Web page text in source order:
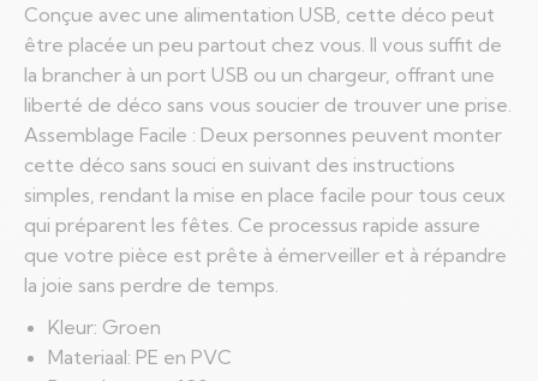
Conçue avec une alimentation USB, cette déco peut
être placée un peu partout chez vous. Il vous suffit de
la brancher à un port USB ou un chargeur, offrant une
liberté de déco sans vous soucier de trouver une prise.
Assemblage Facile : Deux personnes peuvent monter
cette déco sans souci en suivant des instructions
simples, rendant la mise en place facile pour tous ceux
qui préparent les fêtes. Ce processus rapide assure
que votre pièce est prête à émerveiller et à répandre
la joie sans perdre de temps.
Kleur: Groen
Materiaal: PE en PVC